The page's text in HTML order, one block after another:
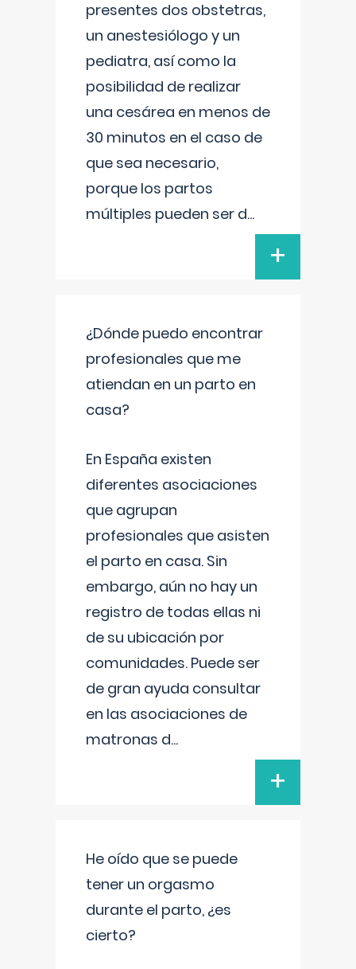
presentes dos obstetras,
un anestesiólogo y un
pediatra, así como la
posibilidad de realizar
una cesárea en menos de
30 minutos en el caso de
que sea necesario,
porque los partos
múltiples pueden ser d...
+
¿Dónde puedo encontrar
profesionales que me
atiendan en un parto en
casa?
En España existen
diferentes asociaciones
que agrupan
profesionales que asisten
el parto en casa. Sin
embargo, aún no hay un
registro de todas ellas ni
de su ubicación por
comunidades. Puede ser
de gran ayuda consultar
en las asociaciones de
matronas d...
+
He oído que se puede
tener un orgasmo
durante el parto, ¿es
cierto?